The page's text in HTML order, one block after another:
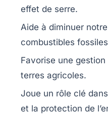
effet de serre.
Aide à diminuer notre
combustibles
Favorise une gestion
terres agricoles.
Joue un rôle clé
et la protection de